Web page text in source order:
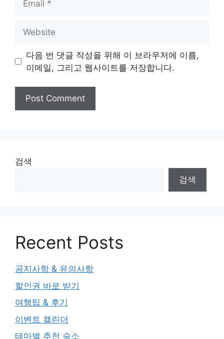
다음 번 댓글 작성을 위해 이 브라우저에 이름,
이메일, 그리고 웹사이트를 저장합니다.
검색
검색
Recent Posts
공지사항 & 유의사항
할인권 바로 받기
여행팁 & 후기
이벤트 캘린더
테마별 추천 숙소